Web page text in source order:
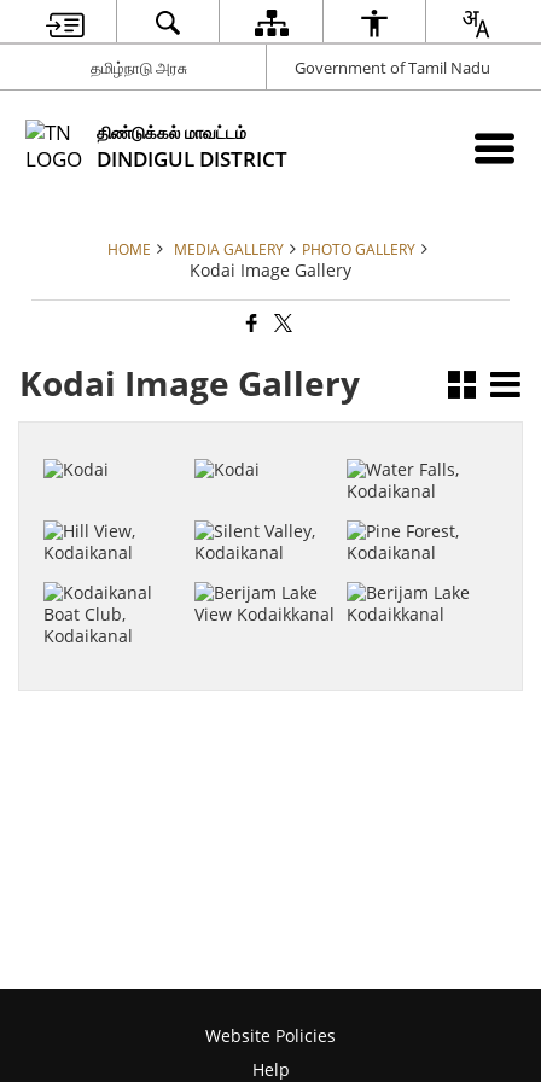
தமிழ்நாடு அரசு Government of Tamil Nadu
திண்டுக்கல் மாவட்டம்
DINDIGUL DISTRICT
HOME MEDIA GALLERY PHOTO GALLERY
Kodai Image Gallery
Kodai Image Gallery
Website Policies
Help